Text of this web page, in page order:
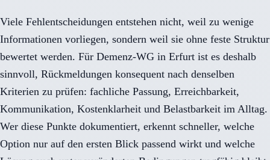
Viele Fehlentscheidungen entstehen nicht, weil zu wenige
Informationen vorliegen, sondern weil sie ohne feste Struktur
bewertet werden. Für Demenz-WG in Erfurt ist es deshalb
sinnvoll, Rückmeldungen konsequent nach denselben
Kriterien zu prüfen: fachliche Passung, Erreichbarkeit,
Kommunikation, Kostenklarheit und Belastbarkeit im Alltag.
Wer diese Punkte dokumentiert, erkennt schneller, welche
Option nur auf den ersten Blick passend wirkt und welche